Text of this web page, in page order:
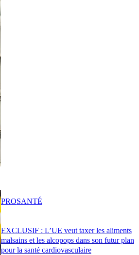
EXCLUSIF : L’UE veut taxer les aliments
malsains et les alcopops dans son futur plan
pour la santé cardiovasculaire
PROSANTÉ